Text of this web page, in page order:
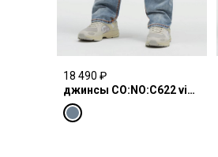
18 490 ₽
джинсы CO:NO:C622 vintage blue print